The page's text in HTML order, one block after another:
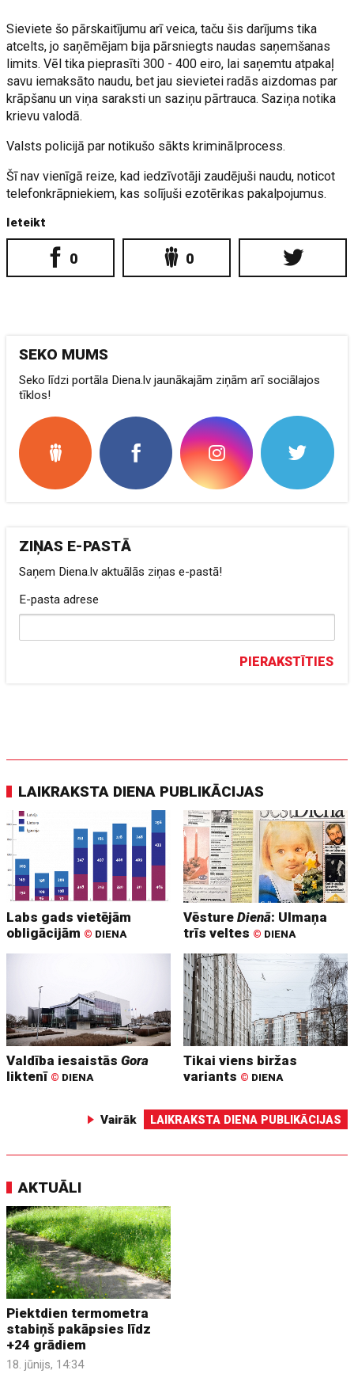
Sieviete šo pārskaitījumu arī veica, taču šis darījums tika
atcelts, jo saņēmējam bija pārsniegts naudas saņemšanas
limits. Vēl tika pieprasīti 300 - 400 eiro, lai saņemtu atpakaļ
savu iemaksāto naudu, bet jau sievietei radās aizdomas par
krāpšanu un viņa saraksti un saziņu pārtrauca. Saziņa notika
krievu valodā.
Valsts policijā par notikušo sākts kriminālprocess.
Šī nav vienīgā reize, kad iedzīvotāji zaudējuši naudu, noticot
telefonkrāpniekiem, kas solījuši ezotērikas pakalpojumus.
Ieteikt
0 0
SEKO MUMS
Seko līdzi portāla Diena.lv jaunākajām ziņām arī sociālajos
tīklos!
ZIŅAS E-PASTĀ
Saņem Diena.lv aktuālās ziņas e-pastā!
E-pasta adrese
PIERAKSTĪTIES
LAIKRAKSTA DIENA PUBLIKĀCIJAS
Labs gads vietējām
obligācijām © DIENA
VēstureDienā: Ulmaņa
trīs veltes © DIENA
Valdība iesaistāsGora
liktenī © DIENA
Tikai viens biržas
variants © DIENA
Vairāk LAIKRAKSTA DIENA PUBLIKĀCIJAS
AKTUĀLI
Piektdien termometra
stabiņš pakāpsies līdz
+24 grādiem
18. jūnijs, 14:34